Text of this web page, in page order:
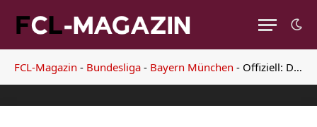
FCL-Magazin - Bundesliga - Bayern München - Offiziell: Dayot Upamecano kommt zum FC Bayern München